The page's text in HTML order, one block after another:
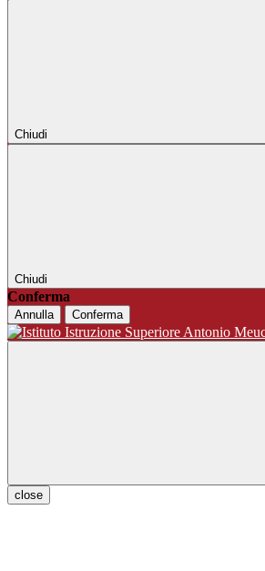
Chiudi
Chiudi
Conferma
Annulla Conferma
close